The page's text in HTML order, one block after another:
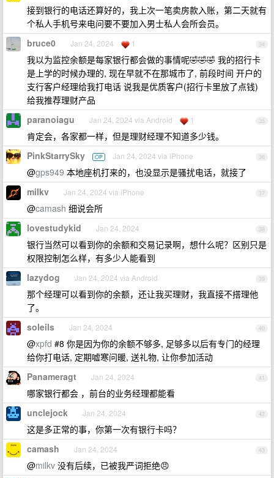
接到银行的电话还算好的，我上次一笔卖房款入账，第二天就有
个私人手机号来电问要不要加入男士私人会所会员。
34
bruce0 Jan 24, 2024 1
我以为监控余额是每家银行都会做的事情呢🤣🤣🤣 我的招行卡
是上学的时候办理的, 现在早就不在那城市了, 前段时间 开户的
支行客户经理给我打电话 说我是优质客户(招行卡里放了点钱)
给我推荐理财产品
35
paranoiagu Jan 24, 2024 via Android 1
肯定会，各家都一样，但是理财经理不知道多少钱。
36
PinkStarrySky OP Jan 24, 2024 via iPhone
@gps949 本地座机打来的，也没显示是骚扰电话，就接了
37
milkv Jan 24, 2024 via iPhone
@camash 细说会所
38
lovestudykid Jan 24, 2024
银行当然可以看到你的余额和交易记录啊，想什么呢？区别只是
权限控制怎么样，有多少人能看到
39
lazydog Jan 24, 2024 via Android
那个经理可以看到你的余额，还让我买理财，我直接不搭理他
了。
40
soleils Jan 24, 2024
@xpfd #8 你是因为你的余额不够多, 足够多以后有专门的经理
给你打电话, 定期嘘寒问暖, 送礼物, 让你参加活动
41
Panameragt Jan 24, 2024
哪家银行都会 ，前台的业务经理都能看
42
unclejock Jan 24, 2024
这是多正常的事，你第一次有银行卡吗？
43
camash Jan 24, 2024
@milkv 没有后续，已被我严词拒绝😠